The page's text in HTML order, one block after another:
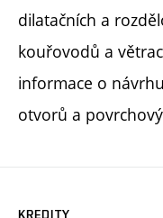
dilatačních a
kouřovodů a
informace o
otvorů a
KREDITY